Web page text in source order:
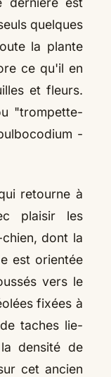
quelques
la plante
ce qu'il en
et fleurs.
"trompette-
-
retourne à
plaisir les
dont la
est orientée
vers le
fixées à
taches lie-
densité de
cet ancien